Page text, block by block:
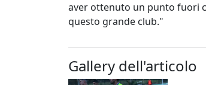
aver ottenuto un punto fuori
questo grande club."
Gallery dell'articolo